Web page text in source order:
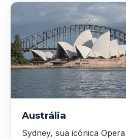
Austrália
Sydney, sua icônica